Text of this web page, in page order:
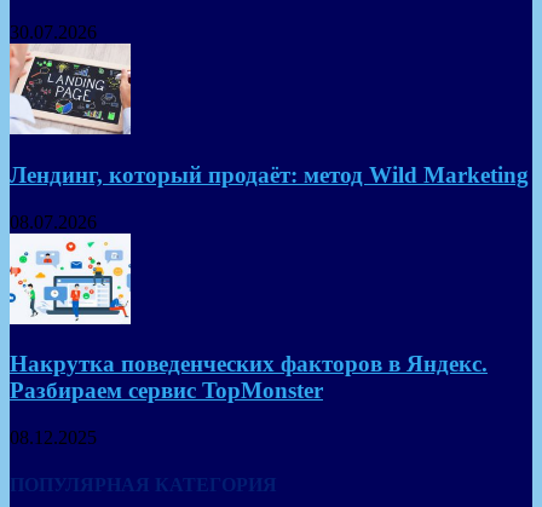
30.07.2026
Лендинг, который продаёт: метод Wild Marketing
08.07.2026
Накрутка поведенческих факторов в Яндекс.
Разбираем сервис TopMonster
08.12.2025
ПОПУЛЯРНАЯ КАТЕГОРИЯ